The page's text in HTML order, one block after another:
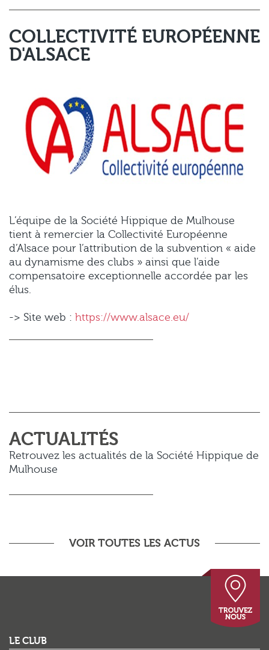
COLLECTIVITÉ EUROPÉENNE
D'ALSACE
L’équipe de la Société Hippique de Mulhouse
tient à remercier la Collectivité Européenne
d’Alsace pour l’attribution de la subvention « aide
au dynamisme des clubs » ainsi que l’aide
compensatoire exceptionnelle accordée par les
élus.
-> Site web : https://www.alsace.eu/
ACTUALITÉS
Retrouvez les actualités de la Société Hippique de
Mulhouse
VOIR TOUTES LES ACTUS
Do you own this website?
LE CLUB